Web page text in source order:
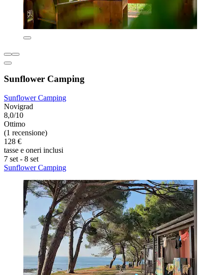
Sunflower Camping
Sunflower Camping
Novigrad
8,0/10
Ottimo
(1 recensione)
128 €
tasse e oneri inclusi
7 set - 8 set
Sunflower Camping